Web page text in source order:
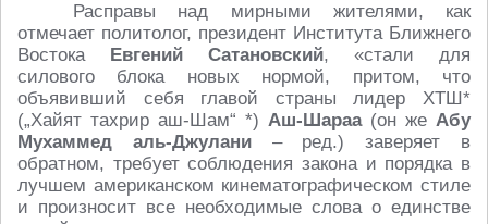
Расправы над мирными жителями, как
отмечает политолог, президент Института Ближнего
Востока Евгений Сатановский, «стали для
силового блока новых нормой, притом, что
объявивший себя главой страны лидер ХТШ*
(„Хайят тахрир аш-Шам“ *) Аш-Шараа(он же Абу
Мухаммед аль-Джулани– ред.) заверяет в
обратном, требует соблюдения закона и порядка в
лучшем американском кинематографическом стиле
и произносит все необходимые слова о единстве